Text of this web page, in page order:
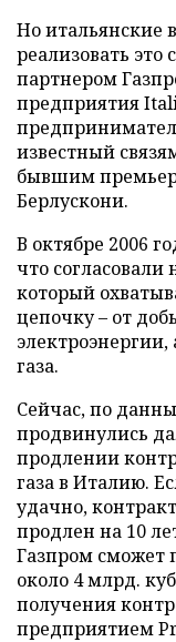
Но итальянские
реализовать
партнером
предприятия
известный
бывшим
Берлускони.
В октябре 2006
что согласовали
который
цепочку – от
газа.
Сейчас, по
продвинулись
продлении
газа в Италию.
удачно,
продлен на 10
Газпром сможет
около 4 млрд.
получения
предприятием